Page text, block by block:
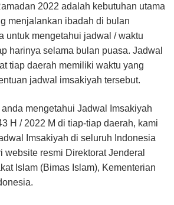
2022 adalah kebutuhan utama
menjalankan ibadah di bulan
untuk mengetahui jadwal / waktu
harinya selama bulan puasa. Jadwal
tiap daerah memiliki waktu yang
jadwal imsakiyah tersebut.
mengetahui Jadwal Imsakiyah
H / 2022 M di tiap-tiap daerah, kami
Imsakiyah di seluruh Indonesia
website resmi Direktorat Jenderal
Islam (Bimas Islam), Kementerian